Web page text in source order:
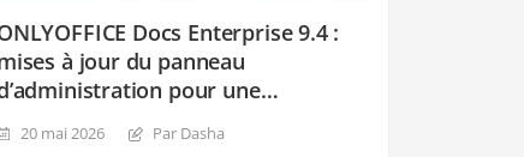
Docs Enterprise 9.4 :
à jour du panneau
pour une
attribution plus facile
20 mai 2026 Par Dasha